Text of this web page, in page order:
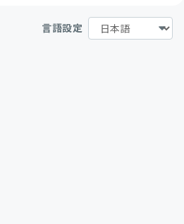
言語設定